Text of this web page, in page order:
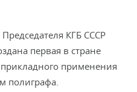
КГБ СССР
первая в стране
применения
полиграфа.